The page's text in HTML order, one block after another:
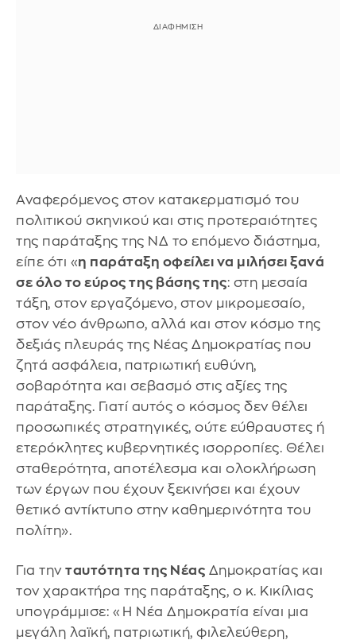
Αναφερόμενος στον κατακερματισμό του
πολιτικού σκηνικού και στις προτεραιότητες
της παράταξης της ΝΔ το επόμενο διάστημα,
είπε ότι «η παράταξη οφείλει να μιλήσει ξανά
σε όλο το εύρος της βάσης της: στη μεσαία
τάξη, στον εργαζόμενο, στον μικρομεσαίο,
στον νέο άνθρωπο, αλλά και στον κόσμο της
δεξιάς πλευράς της Νέας Δημοκρατίας που
ζητά ασφάλεια, πατριωτική ευθύνη,
σοβαρότητα και σεβασμό στις αξίες της
παράταξης. Γιατί αυτός ο κόσμος δεν θέλει
προσωπικές στρατηγικές, ούτε εύθραυστες ή
ετερόκλητες κυβερνητικές ισορροπίες. Θέλει
σταθερότητα, αποτέλεσμα και ολοκλήρωση
των έργων που έχουν ξεκινήσει και έχουν
θετικό αντίκτυπο στην καθημερινότητα του
πολίτη».
Για την ταυτότητα της Νέας Δημοκρατίας και
τον χαρακτήρα της παράταξης, ο κ. Κικίλιας
υπογράμμισε: «Η Νέα Δημοκρατία είναι μια
μεγάλη λαϊκή, πατριωτική, φιλελεύθερη,